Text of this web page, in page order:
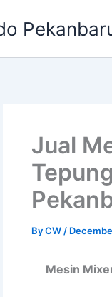
Jual
ByCW /
Mesin